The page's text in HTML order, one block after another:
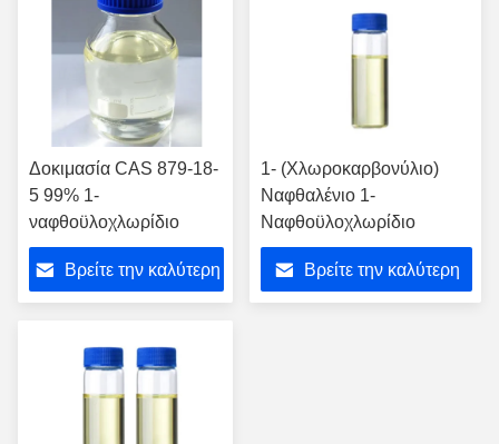
Δοκιμασία CAS 879-18-
5 99% 1-
ναφθοϋλοχλωρίδιο
Βρείτε την καλύτερη
1- (Χλωροκαρβονύλιο)
Ναφθαλένιο 1-
Ναφθοϋλοχλωρίδιο
Βρείτε την καλύτερη